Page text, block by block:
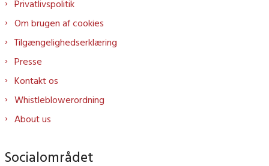
Privatlivspolitik
Om brugen af cookies
Tilgængelighedserklæring
Presse
Kontakt os
Whistleblowerordning
About us
Socialområdet